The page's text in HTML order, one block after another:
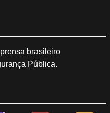
brasileiro
Pública.